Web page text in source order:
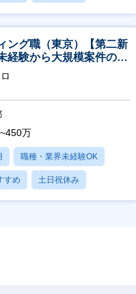
上
ング職（東京）【第二新
経験から大規模案件のマ
グが経験できる／研修充
万
職種・業界未経験OK
すめ 土日祝休み
上